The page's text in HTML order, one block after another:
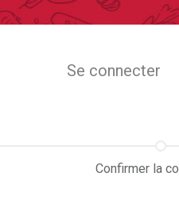
Se connecter
Confirmer la